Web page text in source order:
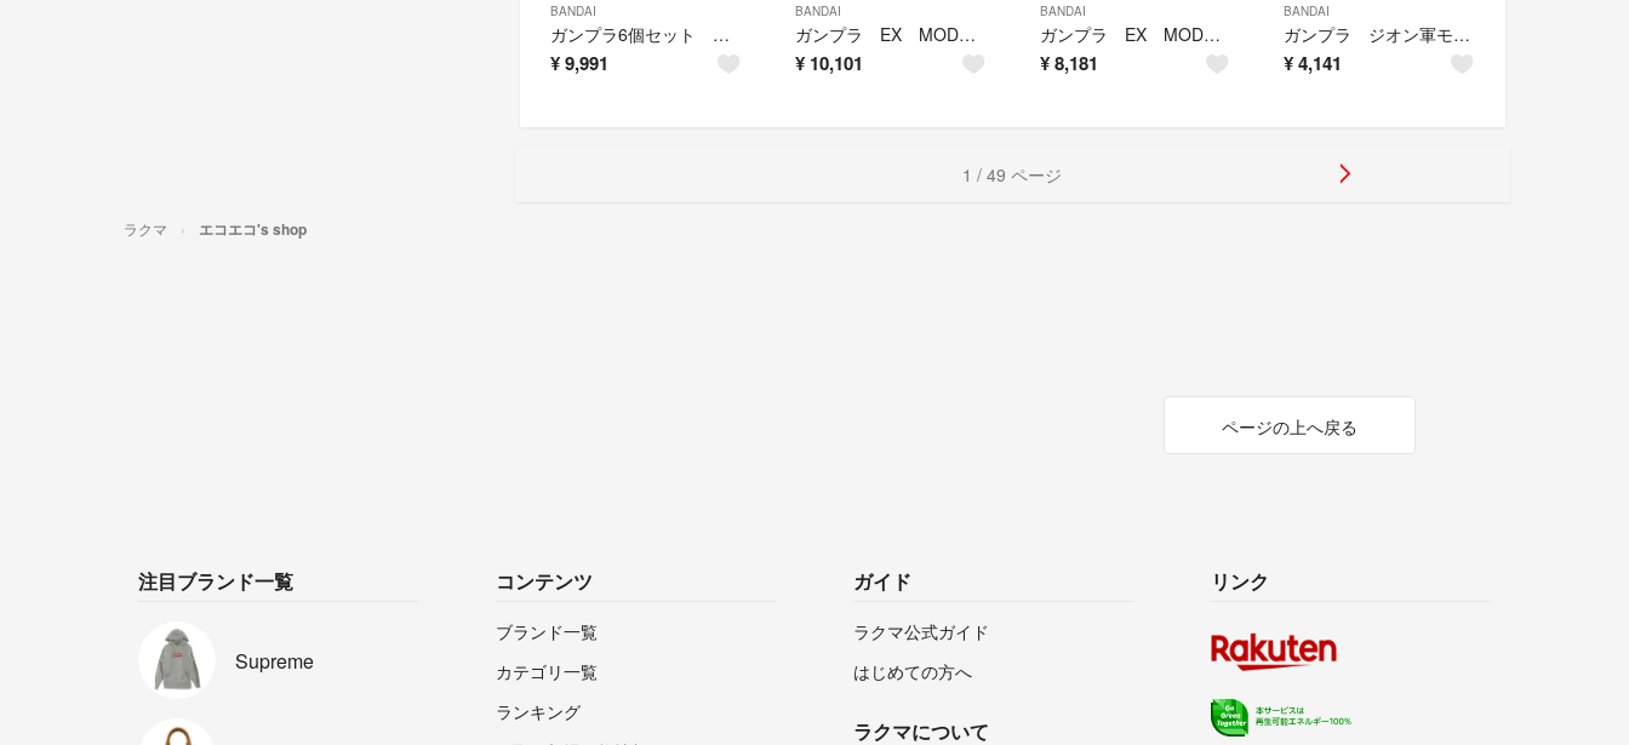
BANDAI
ガンプラ6個セット ガンダムSEED DESTINY 1/144 未開封品と未組立 バンダイ
¥9,991
BANDAI
ガンプラ EX MODEL 1/1700 モビルシップ ア－ガマ MOBILE SHIP ARGAMA 未組立 バンダイ
¥ 10,101
BANDAI
ガンプラ EX MODEL 1/1700 モビルシップ アルビオン MOBILE SHIP ALBION バンダイ 未組立
¥ 8,181
BANDAI
ガンプラ ジオン軍モビルアーマー ブラウ ブロ 1：550 未組立 バンダイ
¥4,141
1 / 49 ページ
ラクマ エコエコ's shop
ページの上へ戻る
注目ブランド一覧
Supreme
コンテンツ
ブランド一覧
カテゴリ一覧
ランキング
ガイド
ラクマ公式ガイド
はじめての方へ
ラクマについて
リンク